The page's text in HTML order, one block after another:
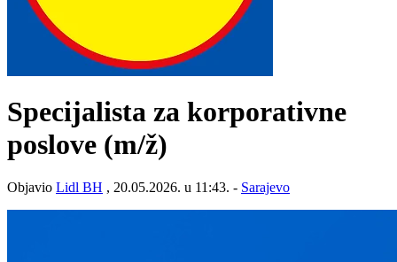
Specijalista za korporativne
poslove (m/ž)
Objavio Lidl BH , 20.05.2026. u 11:43. - Sarajevo